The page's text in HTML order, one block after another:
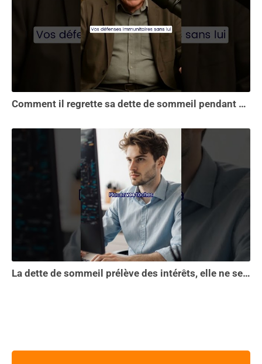
Comment il regrette sa dette de sommeil pendant 30 ans.
La dette de sommeil prélève des intérêts, elle ne se solde pas en une seule nuit...